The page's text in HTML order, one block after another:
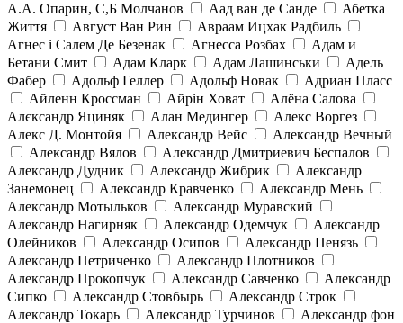
А.А. Опарин, С,Б Молчанов
Аад ван де Санде
Абетка
Життя
Август Ван Рин
Авраам Ицхак Радбиль
Агнес і Салем Де Безенак
Агнесса Розбах
Адам и
Бетани Смит
Адам Кларк Адам Лашинськи
Адель
Фабер
Адольф Геллер Адольф Новак
Адриан Пласс
Айленн Кроссман
Айрін Ховат
Алёна Салова
Алєксандр Яциняк
Алан Медингер
Алекс Воргез
Алекс Д. Монтойя
Александр Вейс
Александр Вечный
Александр Вялов
Александр Дмитриевич Беспалов
Александр Дудник
Александр Жибрик
Александр
Занемонец
Александр Кравченко
Александр Мень
Александр Мотыльков
Александр Муравский
Александр Нагирняк
Александр Одемчук
Александр
Олейников
Александр Осипов
Александр Пенязь
Александр Петриченко
Александр Плотников
Александр Прокопчук
Александр Савченко
Александр
Сипко
Александр Стовбырь
Александр Строк
Александр Токарь
Александр Турчинов
Александр фон